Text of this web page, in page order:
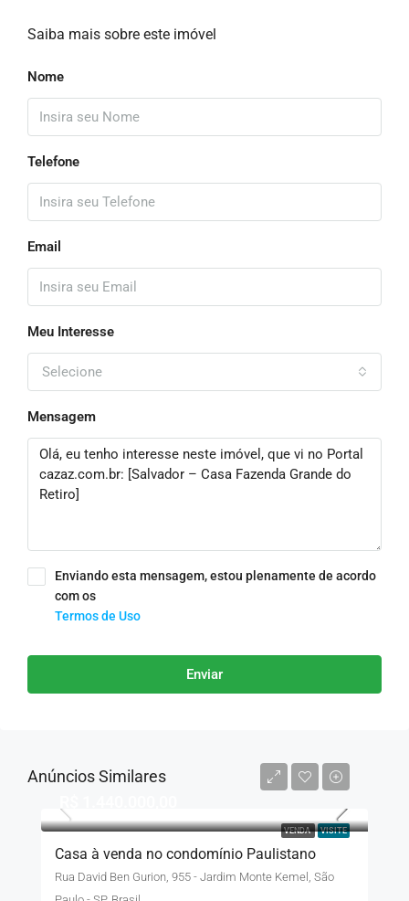
Saiba mais sobre este imóvel
Nome
Telefone
Email
Meu Interesse
Selecione
Mensagem
Enviando esta mensagem, estou plenamente de acordo
com os
Termos de Uso
Enviar
Anúncios Similares
VENDA VISITE
Casa à venda no condomínio Paulistano
Rua David Ben Gurion, 955 - Jardim Monte Kemel, São